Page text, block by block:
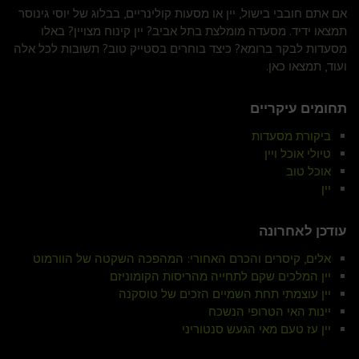
אם אתם חובבי בישול, יין או מסעות קולינריים, בבלוג של יוסי גינוסר
תמצאו ידיד. מסעדה מומלצת בתל אביב? יין קינוח מצויין? באלו
מסעדות לבקר ברומא? כיצד בוחרים בסטייק טוב? תשובות לכל אלה
ועוד, תמצאו כאן.
תחומים עיקריים
ביקורת מסעדות
טיולי אוכל ויין
אוכל טוב
יין
עודכן לאחרונה
אלים, קיסרים והכרם האחורי: המהפכה השקטה של הוורמוט
יין המלכים שקם לתחייה מהריסות הקומוניזם
יין עוצמתי תחת השמיים הזכים של טוסקנה
יינות האי הטרופי הנשכח
יין עז טעם מאי הגעש סנטוריני